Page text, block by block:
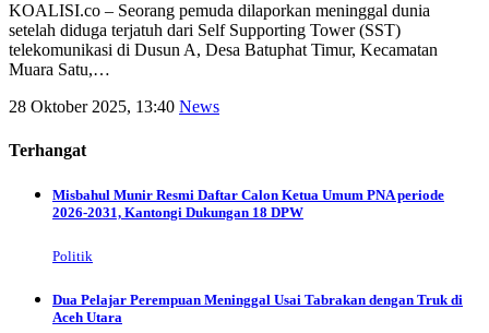
KOALISI.co – Seorang pemuda dilaporkan meninggal dunia
setelah diduga terjatuh dari Self Supporting Tower (SST)
telekomunikasi di Dusun A, Desa Batuphat Timur, Kecamatan
Muara Satu,…
28 Oktober 2025, 13:40 News
Terhangat
Misbahul Munir Resmi Daftar Calon Ketua Umum PNA periode
2026-2031, Kantongi Dukungan 18 DPW
Politik
Dua Pelajar Perempuan Meninggal Usai Tabrakan dengan Truk di
Aceh Utara